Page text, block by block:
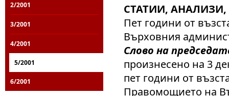
2/2001
3/2001
4/2001
5/2001
6/2001
СТАТИИ,
Пет години от
Върховния
Слово на
произнесено на 3
пет години от
Правомощието на